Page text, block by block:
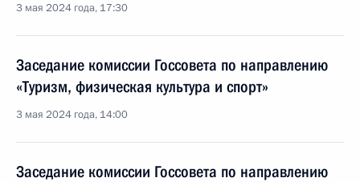
3 мая 2024 года, 17:30
Заседание комиссии Госсовета по направлению
«Туризм, физическая культура и спорт»
3 мая 2024 года, 14:00
Заседание комиссии Госсовета по направлению